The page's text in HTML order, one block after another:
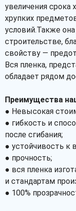
увеличения срока
хрупких
условий.Также
строительстве,
свойству —
Вся пленка,
обладает рядом
Преимущества
● Невысокая
● гибкость и
после сгибания;
● устойчивость к
● прочность;
● вся пленка
и стандартам
● 100%